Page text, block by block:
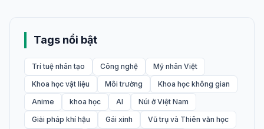
Tags nổi bật
Trí tuệ nhân tạo Công nghệ
Mỹ nhân Việt
Khoa học vật liệu
Môi trường
Khoa học không gian
Anime
khoa học AI
Núi ở Việt Nam
Giải pháp khí hậu
Gái xinh
Vũ trụ và Thiên văn học